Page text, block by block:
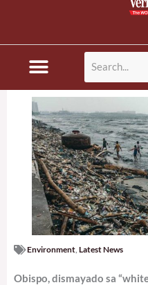
Environment Latest News
Obispo, dismayado sa